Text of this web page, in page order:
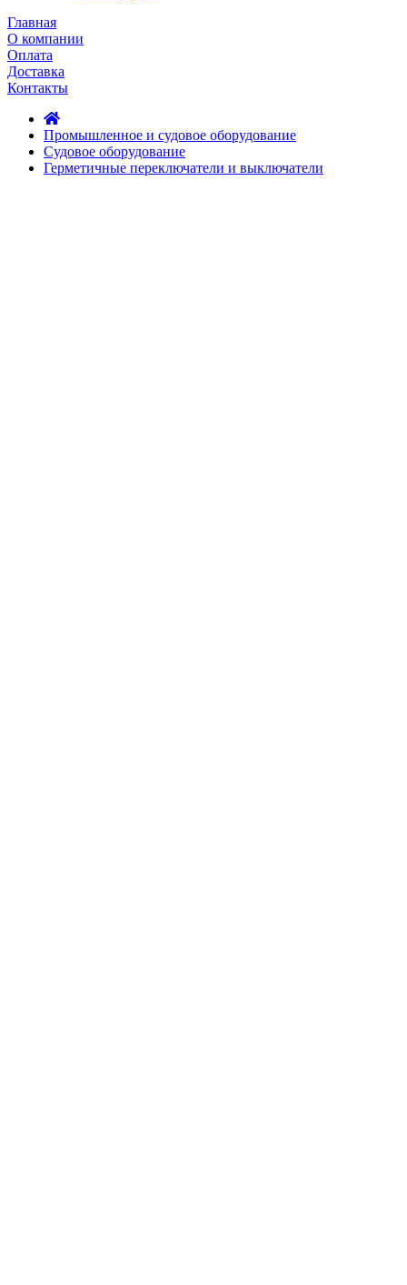
Главная
О компании
Оплата
Доставка
Контакты
Промышленное и судовое оборудование
Судовое оборудование
Герметичные переключатели и выключатели